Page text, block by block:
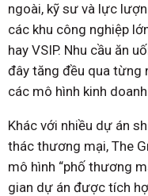
ngoài, kỹ sư và lực
các khu công nghiệp
hay VSIP. Nhu cầu ăn
đây tăng đều qua từng
các mô hình kinh
Khác với nhiều dự án
thác thương mại, The
mô hình “phố thương
gian dự án được tích